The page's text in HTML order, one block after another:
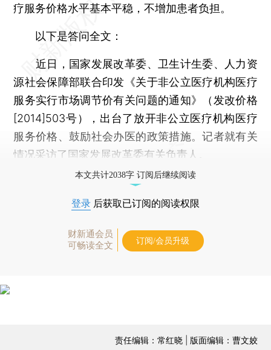
疗服务价格水平基本平稳，不增加患者负担。
以下是答问全文：
近日，国家发展改革委、卫生计生委、人力资
源社会保障部联合印发《关于非公立医疗机构医疗
服务实行市场调节价有关问题的通知》（发改价格
[2014]503号），出台了放开非公立医疗机构医疗
服务价格、鼓励社会办医的政策措施。记者就有关
情况采访了国家发展改革委有关负责人。
本文共计2038字 订阅后继续阅读
登录 后获取已订阅的阅读权限
财新通会员
可畅读全文
订阅/会员升级
责任编辑：常红晓 | 版面编辑：曹文姣